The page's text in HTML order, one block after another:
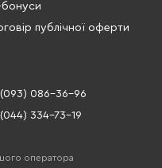
бонуси
публічної оферти
(093) 086-36-96
(044) 334-73-19
оператора